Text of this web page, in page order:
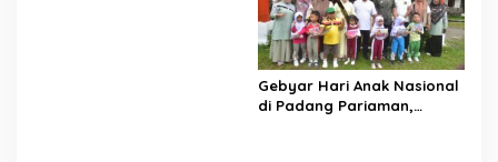
Gebyar Hari Anak Nasional
di Padang Pariaman,